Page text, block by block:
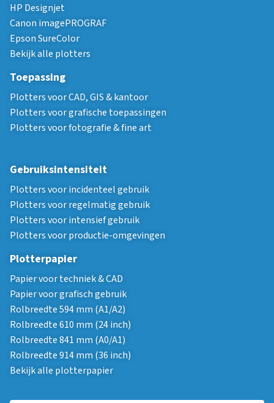
HP Designjet
Canon imagePROGRAF
Epson SureColor
Bekijk alle plotters
Toepassing
Plotters voor CAD, GIS & kantoor
Plotters voor grafische toepassingen
Plotters voor fotografie & fine art
Gebruiksintensiteit
Plotters voor incidenteel gebruik
Plotters voor regelmatig gebruik
Plotters voor intensief gebruik
Plotters voor productie-omgevingen
Plotterpapier
Papier voor techniek & CAD
Papier voor grafisch gebruik
Rolbreedte 594 mm (A1/A2)
Rolbreedte 610 mm (24 inch)
Rolbreedte 841 mm (A0/A1)
Rolbreedte 914 mm (36 inch)
Bekijk alle plotterpapier